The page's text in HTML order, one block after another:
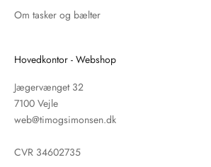
Om tasker og bælter
Hovedkontor - Webshop
Jægervænget 32
7100 Vejle
web@timogsimonsen.dk
CVR 34602735